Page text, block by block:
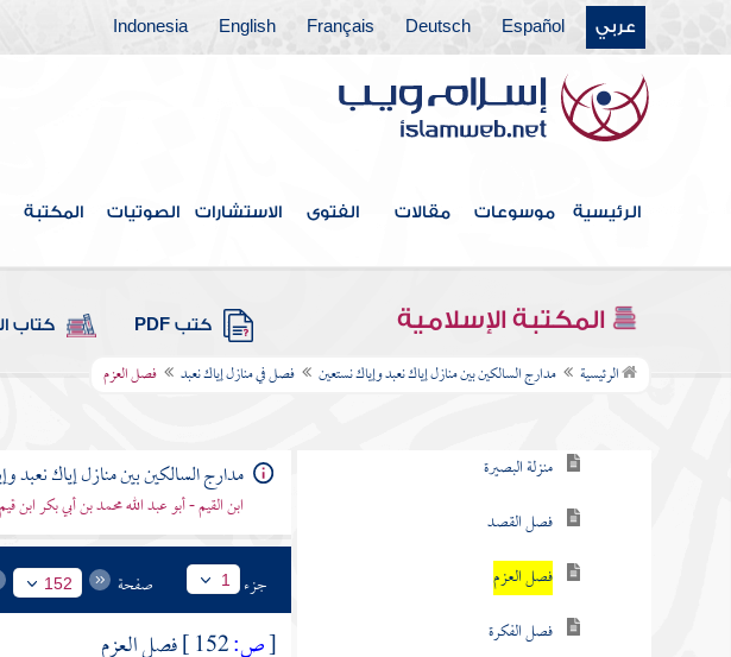
عربي Español
Deutsch
Français
English
Indonesia
الرئيسية موسوعات مقالات الفتوى الاستشارات الصوتيات المكتبة
المكتبة الإسلامية كتب PDF كتاب
الرئيسية مدارج السالكين بين منازل إياك نعبد وإياك نستعين فصل في منازل إياك نعبد فصل العزم
الموت
فصل في انقسام العبودية إلى عامة
وخاصة
فصل في مراتب إياك نعبد علما
فصل مراتب العبودية وهي خمس عشرة مرتبة
فصل في منازل إياك نعبد
منزلة البصيرة
فصل القصد
فصل العزم
فصل الفكرة
مدارج السالكين بين منازل إياك نعبد
ابن القيم - أبو عبد الله محمد بن أبي بكر ابن
جزء 1 صفحة 152
[ص:
فصل العزم